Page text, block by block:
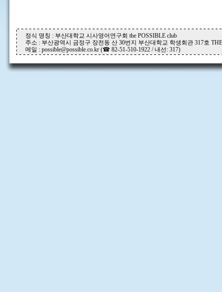
정식 명칭 : 부산대학교 시사영어연구회 the POSSIBLE club
주소 : 부산광역시 금정구 장전동 산 30번지 부산대학교 학생회관 317호
메일 : possible@possible.co.kr (☎ 82-51-510-1922 / 내선: 317)